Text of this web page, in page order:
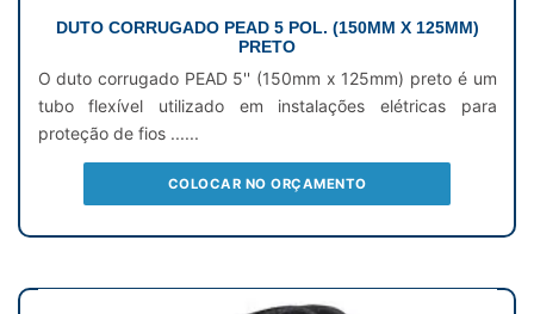
DUTO CORRUGADO PEAD 5 POL. (150MM X 125MM)
PRETO
O duto corrugado PEAD 5'' (150mm x 125mm) preto é um
tubo flexível utilizado em instalações elétricas para
proteção de fios ......
COLOCAR NO ORÇAMENTO